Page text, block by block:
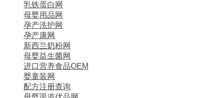
乳铁蛋白网
母婴用品网
孕产洗护网
孕产康网
新西兰奶粉网
母婴益生菌网
进口营养食品OEM
婴童装网
配方注册查询